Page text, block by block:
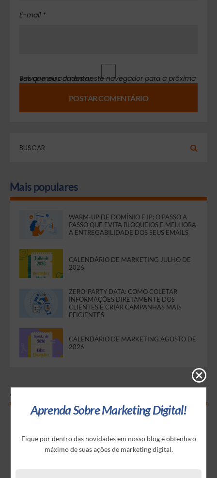
E-mail *
Salvar meus dados neste navegador para a próxima vez que eu comentar.
Mais populares
WARM-UP DE DOMÍNIO E IP: O PASSO A
PASSO QUE EVITA BLOQUEIOS E MELHORA
A ENTREGABILIDADE DOS SEUS EMAILS
CALENDÁRIO DE MARKETING JULHO DE
2026
ZERO-PARTY DATA: COMO COLETAR
INFORMAÇÕES DIRETAMENTE DOS
CLIENTES E CRIAR CAMPANHAS MAIS
EFICIENTES
CALENDÁRIO DE MARKETING AGOSTO DE
2026
Assine nossa Newsletter
Aprenda Sobre Marketing Digital!
Fique por dentro das novidades em nosso blog e obtenha o
máximo de suas ações de marketing digital.